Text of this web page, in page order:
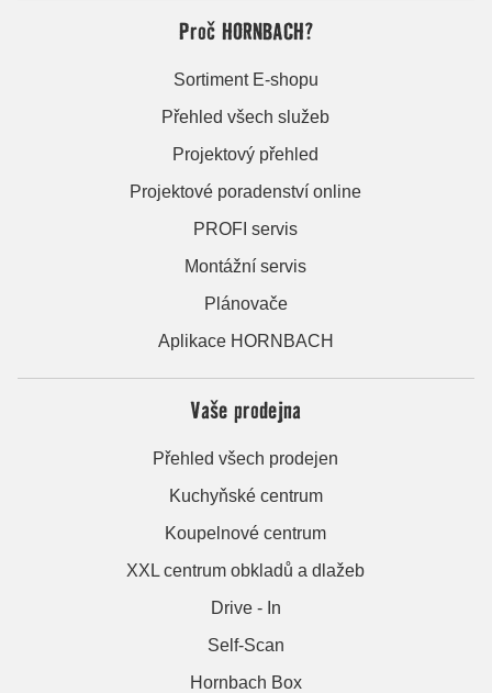
Proč HORNBACH?
Sortiment E-shopu
Přehled všech služeb
Projektový přehled
Projektové poradenství online
PROFI servis
Montážní servis
Plánovače
Aplikace HORNBACH
Vaše prodejna
Přehled všech prodejen
Kuchyňské centrum
Koupelnové centrum
XXL centrum obkladů a dlažeb
Drive - In
Self-Scan
Hornbach Box